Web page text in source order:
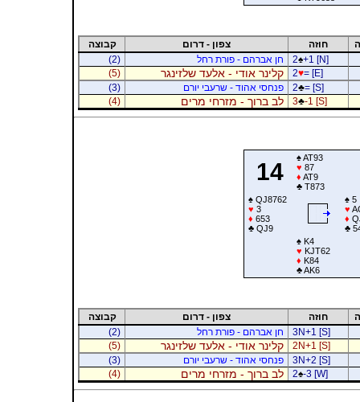
חוזה צפון - דרום
קבוצה
2♠+1 [N] חן אברהם - פורת רחל
(2)
2♥= [E] קלינר אודי - אלעד שלזינגר
(5)
2♣= [S] פנחסי אהוד - שרעבי יורם
(3)
3♣-1 [S] לב ברוך - מזרחי מרים (4)
14
♠AT93
♥ 87
♦ AT9
♣T873
♠QJ8762
♥ 3
♦ 653
♣QJ9
♠5
♥
♦
♣
♠K4
♥ KJT62
♦ K84
♣AK6
חוזה צפון - דרום
קבוצה
3N+1 [S]
חן אברהם - פורת רחל
(2)
2N+1 [S]
קלינר אודי - אלעד שלזינגר
(5)
3N+2 [S]
פנחסי אהוד - שרעבי יורם
(3)
2♠-3 [W] לב ברוך - מזרחי מרים (4)